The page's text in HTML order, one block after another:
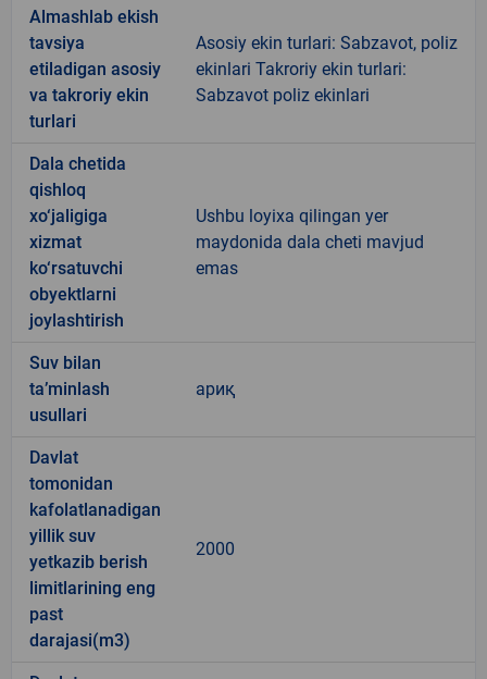
Almashlab ekish
tavsiya
etiladigan asosiy
va takroriy ekin
turlari
Asosiy ekin turlari: Sabzavot, poliz
ekinlari Takroriy ekin turlari:
Sabzavot poliz ekinlari
Dala chetida
qishloq
xo‘jaligiga
xizmat
ko‘rsatuvchi
obyektlarni
joylashtirish
Ushbu loyixa qilingan yer
maydonida dala cheti mavjud
emas
Suv bilan
ta’minlash
usullari
ариқ
Davlat
tomonidan
kafolatlanadigan
yillik suv
yetkazib berish
limitlarining eng
past
darajasi(m3)
2000